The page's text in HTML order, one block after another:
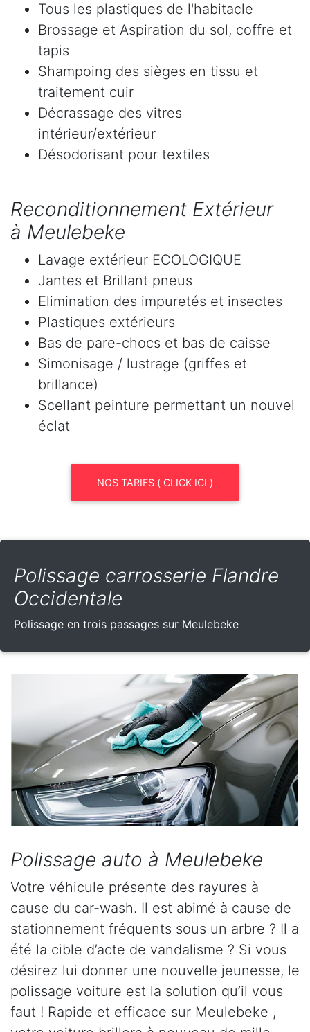
Tous les plastiques de l'habitacle
Brossage et Aspiration du sol, coffre et
tapis
Shampoing des sièges en tissu et
traitement cuir
Décrassage des vitres
intérieur/extérieur
Désodorisant pour textiles
Reconditionnement Extérieur
à Meulebeke
Lavage extérieur ECOLOGIQUE
Jantes et Brillant pneus
Elimination des impuretés et insectes
Plastiques extérieurs
Bas de pare-chocs et bas de caisse
Simonisage / lustrage (griffes et
brillance)
Scellant peinture permettant un nouvel
éclat
NOS TARIFS ( CLICK ICI )
Polissage carrosserie Flandre
Occidentale
Polissage en trois passages sur Meulebeke
Polissage auto à Meulebeke
Votre véhicule présente des rayures à
cause du car-wash. Il est abimé à cause de
stationnement fréquents sous un arbre ? Il a
été la cible d’acte de vandalisme ? Si vous
désirez lui donner une nouvelle jeunesse, le
polissage voiture est la solution qu’il vous
faut ! Rapide et efficace sur Meulebeke ,